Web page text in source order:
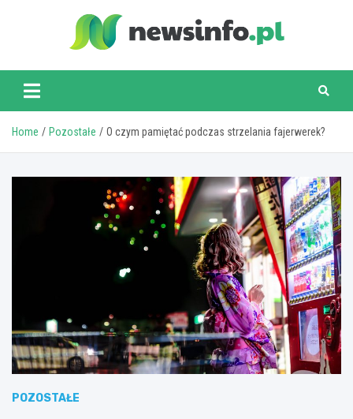
newsinfo.pl
Home Pozostałe O czym pamiętać podczas strzelania fajerwerek?
POZOSTAŁE